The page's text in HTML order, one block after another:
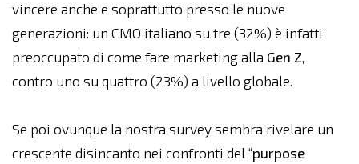
vincere anche e soprattutto presso le nuove
generazioni: un CMO italiano su tre (32%) è infatti
preoccupato di come fare marketing alla Gen Z,
contro uno su quattro (23%) a livello globale.
Se poi ovunque la nostra survey sembra rivelare un
crescente disincanto nei confronti del “purpose